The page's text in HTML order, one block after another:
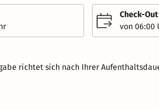
Check-Out
von 06:00
richtet sich nach Ihrer